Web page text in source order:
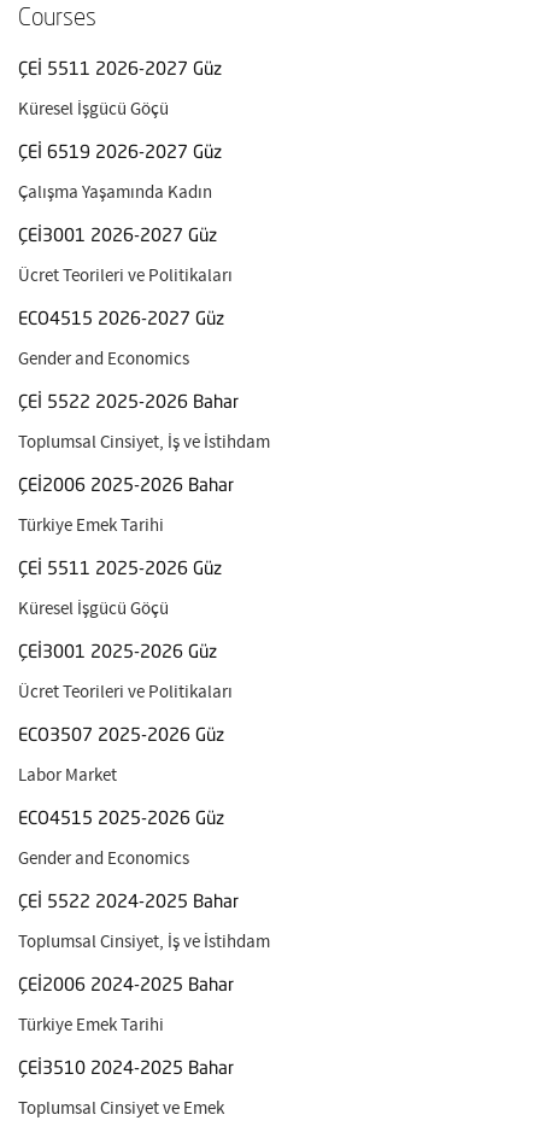
Courses
ÇEİ 5511 2026-2027 Güz
Küresel İşgücü Göçü
ÇEİ 6519 2026-2027 Güz
Çalışma Yaşamında Kadın
ÇEİ3001 2026-2027 Güz
Ücret Teorileri ve Politikaları
ECO4515 2026-2027 Güz
Gender and Economics
ÇEİ 5522 2025-2026 Bahar
Toplumsal Cinsiyet, İş ve İstihdam
ÇEİ2006 2025-2026 Bahar
Türkiye Emek Tarihi
ÇEİ 5511 2025-2026 Güz
Küresel İşgücü Göçü
ÇEİ3001 2025-2026 Güz
Ücret Teorileri ve Politikaları
ECO3507 2025-2026 Güz
Labor Market
ECO4515 2025-2026 Güz
Gender and Economics
ÇEİ 5522 2024-2025 Bahar
Toplumsal Cinsiyet, İş ve İstihdam
ÇEİ2006 2024-2025 Bahar
Türkiye Emek Tarihi
ÇEİ3510 2024-2025 Bahar
Toplumsal Cinsiyet ve Emek